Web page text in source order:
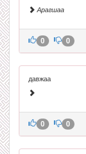
Арагшаа
0 0
давжаа
0 0